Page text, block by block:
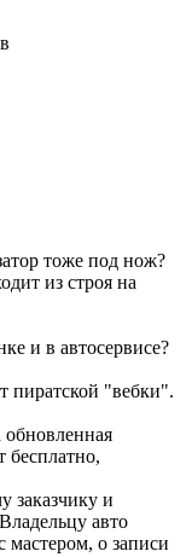
тоже под нож?
из строя на
и в автосервисе?
пиратской "вебки".
обновленная
бесплатно,
заказчику и
авто
мастером, о записи